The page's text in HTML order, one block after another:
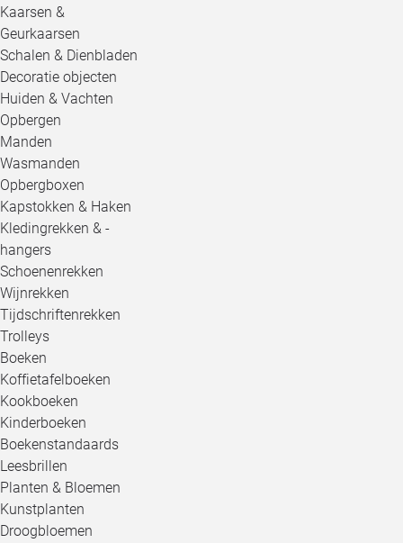
Kaarsen &
Geurkaarsen
Schalen & Dienbladen
Decoratie objecten
Huiden & Vachten
Opbergen
Manden
Wasmanden
Opbergboxen
Kapstokken & Haken
Kledingrekken & -
hangers
Schoenenrekken
Wijnrekken
Tijdschriftenrekken
Trolleys
Boeken
Koffietafelboeken
Kookboeken
Kinderboeken
Boekenstandaards
Leesbrillen
Planten & Bloemen
Kunstplanten
Droogbloemen